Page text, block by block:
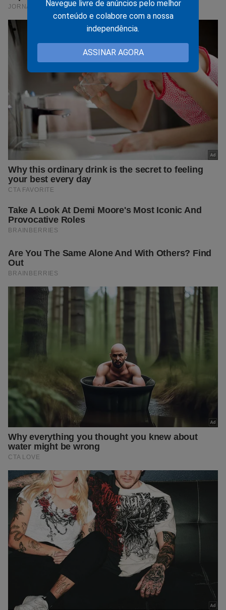
Navegue livre de anúncios pelo melhor
conteúdo e colabore com a nossa
independência.
ASSINAR AGORA